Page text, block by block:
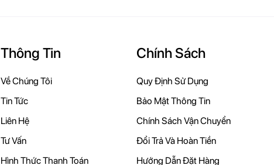
Thông Tin
Về Chúng Tôi
Tin Tức
Liên Hệ
Tư Vấn
Hình Thức Thanh Toán
Chính Sách
Quy Định Sử Dụng
Bảo Mật Thông Tin
Chính Sách Vận Chuyển
Đổi Trả Và Hoàn Tiền
Hướng Dẫn Đặt Hàng